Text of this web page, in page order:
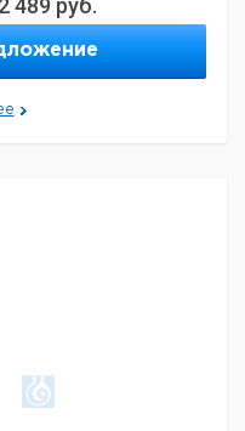
489 руб.